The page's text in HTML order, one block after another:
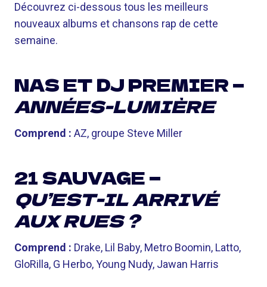
Découvrez ci-dessous tous les meilleurs
nouveaux albums et chansons rap de cette
semaine.
NAS ET DJ PREMIER —
ANNÉES-LUMIÈRE
Comprend : AZ, groupe Steve Miller
21 SAUVAGE —
QU’EST-IL ARRIVÉ
AUX RUES ?
Comprend : Drake, Lil Baby, Metro Boomin, Latto,
GloRilla, G Herbo, Young Nudy, Jawan Harris